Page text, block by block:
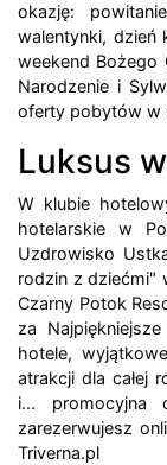
okazję:
walentynki, dzień
weekend Bożego
Narodzenie i
oferty pobytów w
Luksus
W klubie
hotelarskie w
Uzdrowisko
rodzin z dziećmi"
Czarny Potok
za
hotele,
atrakcji dla całej
i... promocyjna
zarezerwujesz
Triverna.pl